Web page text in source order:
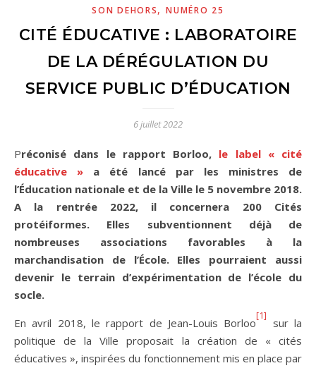
SON DEHORS,NUMÉRO 25
CITÉ ÉDUCATIVE : LABORATOIRE
DE LA DÉRÉGULATION DU
SERVICE PUBLIC D’ÉDUCATION
6 juillet 2022
Préconisé dans le rapport Borloo, le label « cité
éducative » a été lancé par les ministres de
l’Éducation nationale et de la Ville le 5 novembre 2018.
A la rentrée 2022, il concernera 200 Cités
protéiformes. Elles subventionnent déjà de
nombreuses associations favorables à la
marchandisation de l’École. Elles pourraient aussi
devenir le terrain d’expérimentation de l’école du
socle.
En avril 2018, le rapport de Jean-Louis Borloo
[1]
sur la
politique de la Ville proposait la création de « cités
éducatives », inspirées du fonctionnement mis en place par